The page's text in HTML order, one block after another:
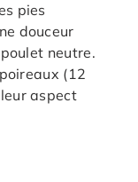
pies
douceur
neutre.
(12
aspect